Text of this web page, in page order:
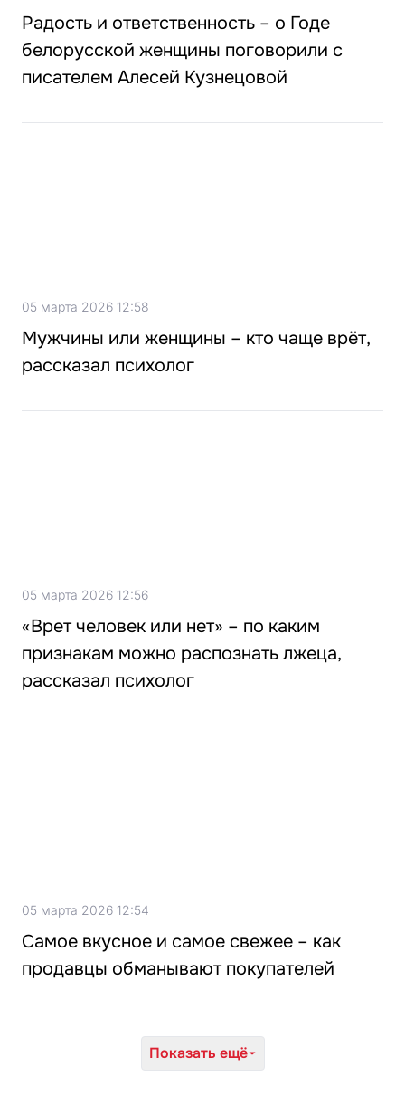
Радость и ответственность – о Годе
белорусской женщины поговорили с
писателем Алесей Кузнецовой
05 марта 2026 12:58
Мужчины или женщины – кто чаще врёт,
рассказал психолог
05 марта 2026 12:56
«Врет человек или нет» – по каким
признакам можно распознать лжеца,
рассказал психолог
05 марта 2026 12:54
Самое вкусное и самое свежее – как
продавцы обманывают покупателей
Показать ещё